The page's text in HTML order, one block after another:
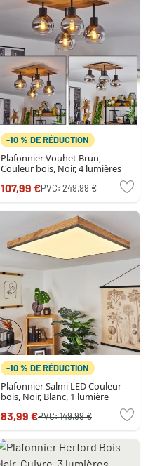
-10 % DE RÉDUCTION
Plafonnier Vouhet Brun,
Couleur bois, Noir, 4 lumières
107,99 €PVC:249,99 €
-10 % DE RÉDUCTION
Plafonnier Salmi LED Couleur
bois, Noir, Blanc, 1 lumière
83,99 €PVC:149,99 €